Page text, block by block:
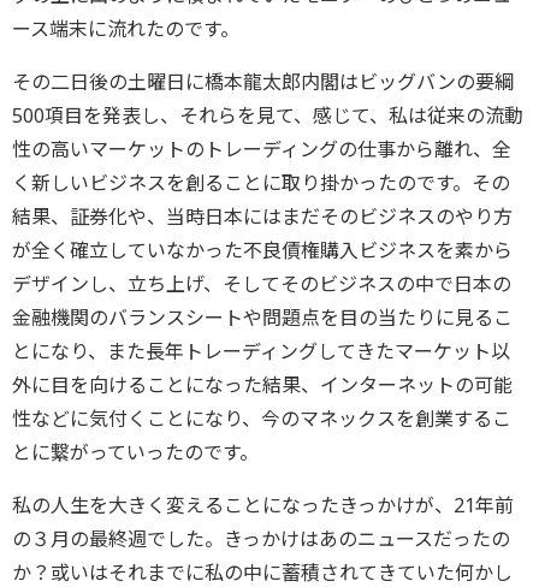
ース端末に流れたのです。
その二日後の土曜日に橋本龍太郎内閣はビッグバンの要綱
500項目を発表し、それらを見て、感じて、私は従来の流動
性の高いマーケットのトレーディングの仕事から離れ、全
く新しいビジネスを創ることに取り掛かったのです。その
結果、証券化や、当時日本にはまだそのビジネスのやり方
が全く確立していなかった不良債権購入ビジネスを素から
デザインし、立ち上げ、そしてそのビジネスの中で日本の
金融機関のバランスシートや問題点を目の当たりに見るこ
とになり、また長年トレーディングしてきたマーケット以
外に目を向けることになった結果、インターネットの可能
性などに気付くことになり、今のマネックスを創業するこ
とに繋がっていったのです。
私の人生を大きく変えることになったきっかけが、21年前
の３月の最終週でした。きっかけはあのニュースだったの
か？或いはそれまでに私の中に蓄積されてきていた何かし